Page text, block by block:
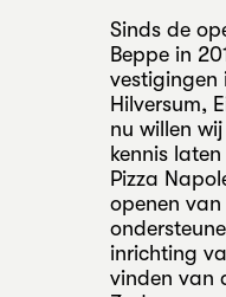
Sinds de
Beppe in
vestigingen
Hilversum,
nu willen
kennis
Pizza
openen
inrichting
vinden van